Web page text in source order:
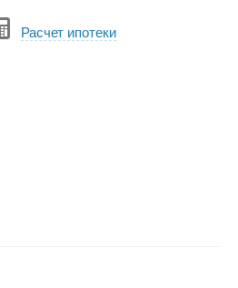
Расчет ипотеки